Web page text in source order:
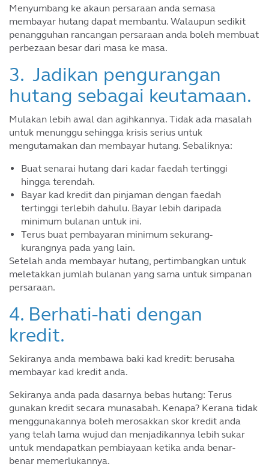
Menyumbang ke akaun persaraan anda semasa
membayar hutang dapat membantu. Walaupun sedikit
penangguhan rancangan persaraan anda boleh membuat
perbezaan besar dari masa ke masa.
3. Jadikan pengurangan
hutang sebagai keutamaan.
Mulakan lebih awal dan agihkannya. Tidak ada masalah
untuk menunggu sehingga krisis serius untuk
mengutamakan dan membayar hutang. Sebaliknya:
Buat senarai hutang dari kadar faedah tertinggi
hingga terendah.
Bayar kad kredit dan pinjaman dengan faedah
tertinggi terlebih dahulu. Bayar lebih daripada
minimum bulanan untuk ini.
Terus buat pembayaran minimum sekurang-
kurangnya pada yang lain.
Setelah anda membayar hutang, pertimbangkan untuk
meletakkan jumlah bulanan yang sama untuk simpanan
persaraan.
4. Berhati-hati dengan
kredit.
Sekiranya anda membawa baki kad kredit: berusaha
membayar kad kredit anda.
Sekiranya anda pada dasarnya bebas hutang: Terus
gunakan kredit secara munasabah. Kenapa? Kerana tidak
menggunakannya boleh merosakkan skor kredit anda
yang telah lama wujud dan menjadikannya lebih sukar
untuk mendapatkan pembiayaan ketika anda benar-
benar memerlukannya.